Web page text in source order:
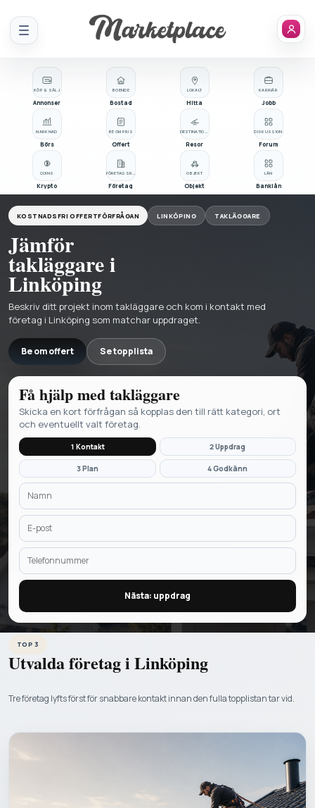
Meny
KÖP & SÄLJ
Annonser
BOENDE
Bostad
OBJEKT
Objekt
BE OM PRIS
Offert
Företag
LÅN
Banklån
MARKNAD
Börs
LOKALT
Hitta
KARRIÄR
Jobb
Resor
COINS
Krypto
DISKUSSION
Forum
KOSTNADSFRI OFFERTFÖRFRÅGAN LINKÖPING TAKLÄGGARE
Jämför
takläggare i
Linköping
Beskriv ditt projekt inom takläggare och kom i kontakt med
företag i Linköping som matchar uppdraget.
Be om offert Se topplista
Få hjälp medtakläggare
Skicka en kort förfrågan så kopplas den till rätt kategori, ort
och eventuellt valt företag.
1 Kontakt 2 Uppdrag
3 Plan 4 Godkänn
Nästa: uppdrag
TOP 3
Utvalda företag i Linköping
Tre företag lyfts först för snabbare kontakt innan den fulla topplistan tar vid.